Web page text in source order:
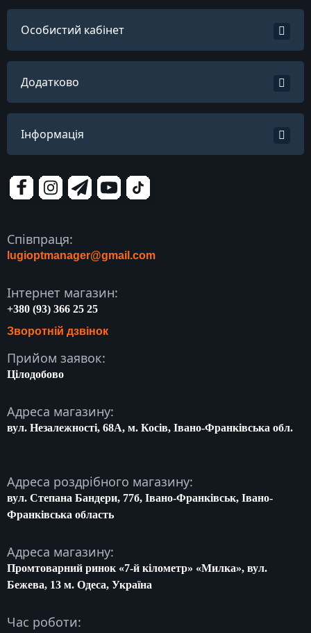
Особистий кабінет
Додатково
Інформація
Співпраця:
lugioptmanager@gmail.com
Інтернет магазин:
+380 (93) 366 25 25
Зворотній дзвінок
Прийом заявок:
Цілодобово
Адреса магазину:
вул. Незалежності, 68A, м. Косів, Івано-Франківська обл.
Адреса роздрібного магазину:
вул. Степана Бандери, 77б, Івано-Франківськ, Івано-
Франківська область
Адреса магазину:
Промтоварний ринок «7-й кілометр» «Милка», вул.
Бежева, 13 м. Одеса, Україна
Час роботи: